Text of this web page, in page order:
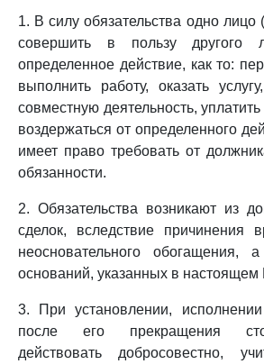
1. В силу обязательства одно лицо
совершить в пользу другого
определенное действие, как то:
выполнить работу, оказать
совместную деятельность,
воздержаться от определенного
имеет право требовать от
обязанности.
2. Обязательства возникают из
сделок, вследствие причинения
неосновательного
оснований, указанных в настоящем
3. При установлении, исполнении
после его прекращения
действовать добросовестно,